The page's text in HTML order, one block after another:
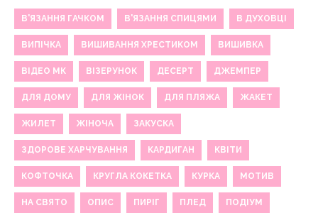
В'ЯЗАННЯ ГАЧКОМ В'ЯЗАННЯ СПИЦЯМИ В ДУХОВЦІ
ВИПІЧКА ВИШИВАННЯ ХРЕСТИКОМ ВИШИВКА
ВІДЕО МК ВІЗЕРУНОК ДЕСЕРТ ДЖЕМПЕР
ДЛЯ ДОМУ ДЛЯ ЖІНОК ДЛЯ ПЛЯЖА ЖАКЕТ
ЖИЛЕТ ЖІНОЧА ЗАКУСКА
ЗДОРОВЕ ХАРЧУВАННЯ КАРДИГАН КВІТИ
КОФТОЧКА КРУГЛА КОКЕТКА КУРКА МОТИВ
НА СВЯТО ОПИС ПИРІГ ПЛЕД ПОДІУМ